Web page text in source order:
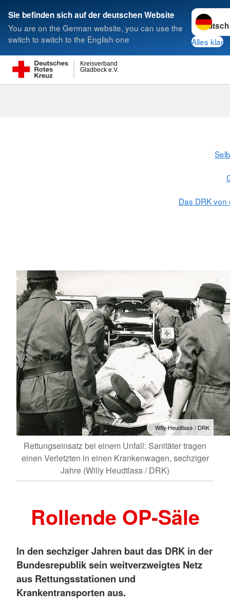
Sie befinden sich auf der deutschen Website
You are on the German website, you can use the
switch to switch to the English one
Sprache
Alles klar
Gladbeck e.V.
Kreisverband
Suche
Das DRK
Willy Heudtlass / DRK
Rettungseinsatz bei einem Unfall: Sanitäter tragen
einen Verletzten in einen Krankenwagen, sechziger
Jahre (Willy Heudtlass / DRK)
Rollende OP-Säle
In den sechziger Jahren baut das DRK in der
Bundesrepublik sein weitverzweigtes Netz
aus Rettungsstationen und
Krankentransporten aus.